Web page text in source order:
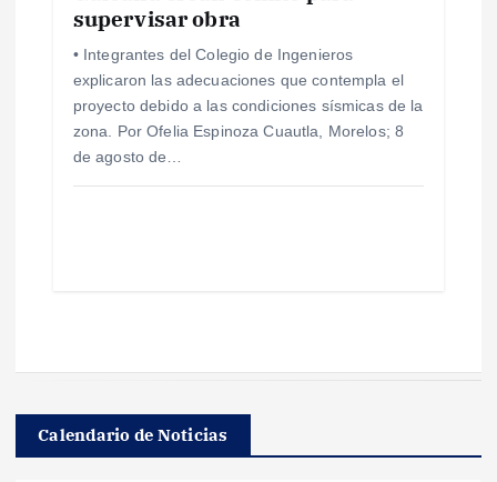
supervisar obra
• Integrantes del Colegio de Ingenieros
explicaron las adecuaciones que contempla el
proyecto debido a las condiciones sísmicas de la
zona. Por Ofelia Espinoza Cuautla, Morelos; 8
de agosto de…
Calendario de Noticias